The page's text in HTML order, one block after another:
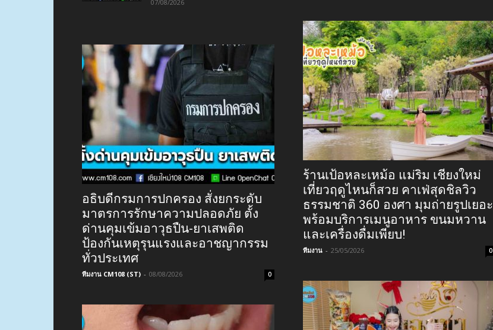
07/08/2026
อธิบดีกรมการปกครอง สั่งยกระดับ
มาตรการรักษาความปลอดภัย ตั้ง
ด่านคุมเข้มอาวุธปืน-ยาเสพติด
ป้องกันเหตุรุนแรงและอาชญากรรม
ทั่วประเทศ
ทีมงาน CM108 (ST) - 08/08/2026 0
ร้านเป้อหละเหม้อ แม่ริม เชียงใหม่
เที่ยวฤดูไหนก็สวย คาเฟ่สุดชิลวิว
ธรรมชาติ 360 องศา มุมถ่ายรูปเยอะ
พร้อมบริการเมนูอาหาร ขนมหวาน
และเครื่องดื่มเพียบ!
ทีมงาน - 25/05/2026 0